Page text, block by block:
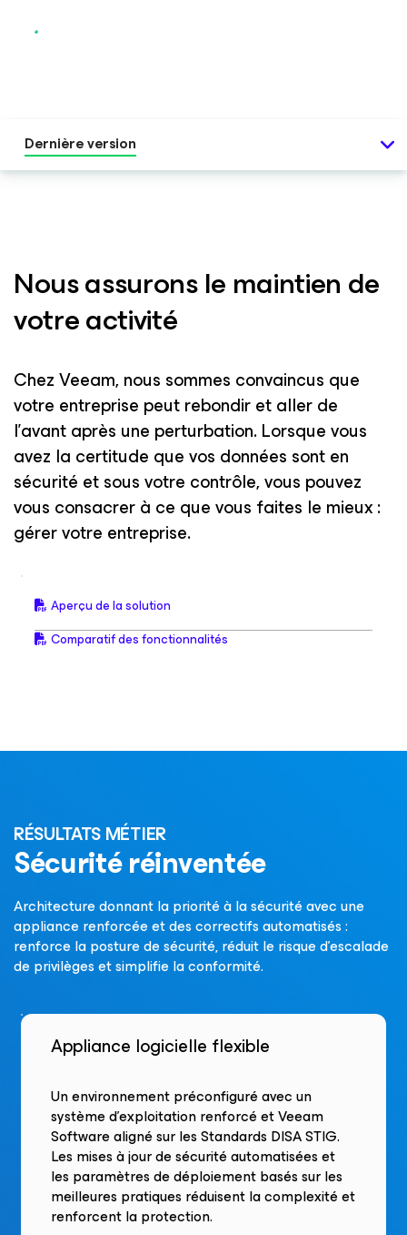
Dernière version
Nous assurons le maintien de
votre activité
Chez Veeam, nous sommes convaincus que
votre entreprise peut rebondir et aller de
l'avant après une perturbation. Lorsque vous
avez la certitude que vos données sont en
sécurité et sous votre contrôle, vous pouvez
vous consacrer à ce que vous faites le mieux :
gérer votre entreprise.
Aperçu de la solution
Comparatif des fonctionnalités
RÉSULTATS MÉTIER
Sécurité réinventée
Architecture donnant la priorité à la sécurité avec une
appliance renforcée et des correctifs automatisés :
renforce la posture de sécurité, réduit le risque d’escalade
de privilèges et simplifie la conformité.
Appliance logicielle flexible
Un environnement préconfiguré avec un
système d’exploitation renforcé et Veeam
Software aligné sur les Standards DISA STIG.
Les mises à jour de sécurité automatisées et
les paramètres de déploiement basés sur les
meilleures pratiques réduisent la complexité et
renforcent la protection.